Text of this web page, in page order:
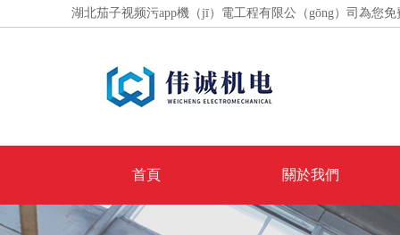
湖北茄子视频污app機（jī）電工程有限公（gōng）司為您免
首頁 關於我們